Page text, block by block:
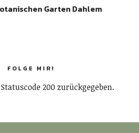
Garten Dahlem
200 zurückgegeben.
FOLGE MIR!